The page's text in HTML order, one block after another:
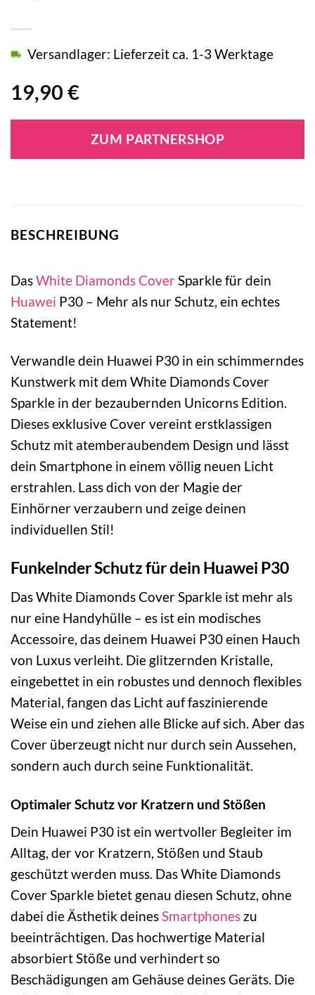
19,90 €
Versandlager: Lieferzeit ca. 1-3 Werktage
ZUM PARTNERSHOP
BESCHREIBUNG
DasWhite Diamonds Cover Sparkle für dein
Huawei P30 – Mehr als nur Schutz, ein echtes
Statement!
Verwandle dein Huawei P30 in ein schimmerndes
Kunstwerk mit dem White Diamonds Cover
Sparkle in der bezaubernden Unicorns Edition.
Dieses exklusive Cover vereint erstklassigen
Schutz mit atemberaubendem Design und lässt
dein Smartphone in einem völlig neuen Licht
erstrahlen. Lass dich von der Magie der
Einhörner verzaubern und zeige deinen
individuellen Stil!
Funkelnder Schutz für dein Huawei P30
Das White Diamonds Cover Sparkle ist mehr als
nur eine Handyhülle – es ist ein modisches
Accessoire, das deinem Huawei P30 einen Hauch
von Luxus verleiht. Die glitzernden Kristalle,
eingebettet in ein robustes und dennoch flexibles
Material, fangen das Licht auf faszinierende
Weise ein und ziehen alle Blicke auf sich. Aber das
Cover überzeugt nicht nur durch sein Aussehen,
sondern auch durch seine Funktionalität.
Optimaler Schutz vor Kratzern und Stößen
Dein Huawei P30 ist ein wertvoller Begleiter im
Alltag, der vor Kratzern, Stößen und Staub
geschützt werden muss. Das White Diamonds
Cover Sparkle bietet genau diesen Schutz, ohne
dabei die Ästhetik deinesSmartphones zu
beeinträchtigen. Das hochwertige Material
absorbiert Stöße und verhindert so
Beschädigungen am Gehäuse deines Geräts. Die